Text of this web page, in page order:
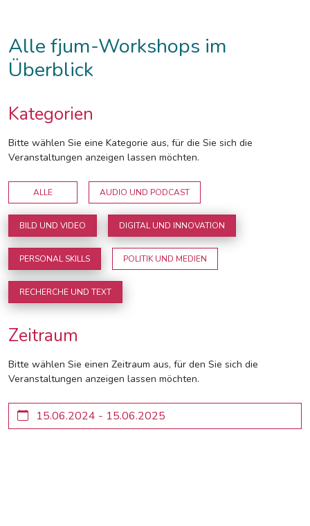
Alle fjum-Workshops im
Überblick
Kategorien
Bitte wählen Sie eine Kategorie aus, für die Sie sich die
Veranstaltungen anzeigen lassen möchten.
ALLE AUDIO UND PODCAST
BILD UND VIDEO DIGITAL UND INNOVATION
PERSONAL SKILLS POLITIK UND MEDIEN
RECHERCHE UND TEXT
Zeitraum
Bitte wählen Sie einen Zeitraum aus, für den Sie sich die
Veranstaltungen anzeigen lassen möchten.